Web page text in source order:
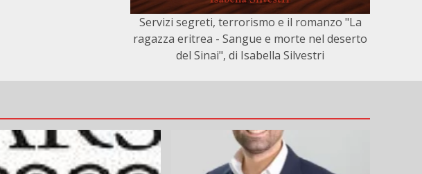
Servizi segreti, terrorismo e il romanzo "La
ragazza eritrea - Sangue e morte nel deserto
del Sinai", di Isabella Silvestri